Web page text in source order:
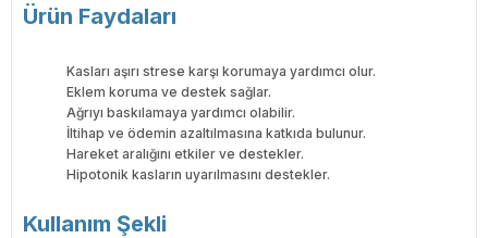
Ürün Faydaları
Kasları aşırı strese karşı korumaya yardımcı olur.
Eklem koruma ve destek sağlar.
Ağrıyı baskılamaya yardımcı olabilir.
İltihap ve ödemin azaltılmasına katkıda bulunur.
Hareket aralığını etkiler ve destekler.
Hipotonik kasların uyarılmasını destekler.
Kullanım Şekli